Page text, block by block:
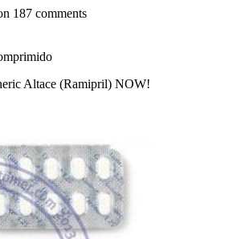
187 comments
Altace (Ramipril) NOW!